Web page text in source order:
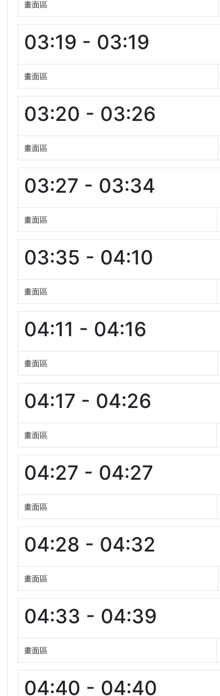
畫面區
03:19 - 03:19
畫面區
03:20 - 03:26
畫面區
03:27 - 03:34
畫面區
03:35 - 04:10
畫面區
04:11 - 04:16
畫面區
04:17 - 04:26
畫面區
04:27 - 04:27
畫面區
04:28 - 04:32
畫面區
04:33 - 04:39
畫面區
04:40 - 04:40